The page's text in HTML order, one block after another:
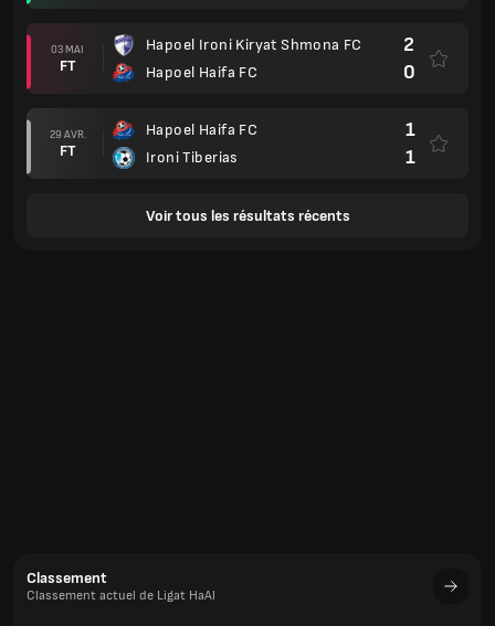
03 MAI
FT
Hapoel Ironi Kiryat Shmona FC
Hapoel Haifa FC
2
0
29 AVR.
FT
Hapoel Haifa FC
Ironi Tiberias
1
1
Voir tous les résultats récents
Classement
Classement actuel de Ligat HaAl